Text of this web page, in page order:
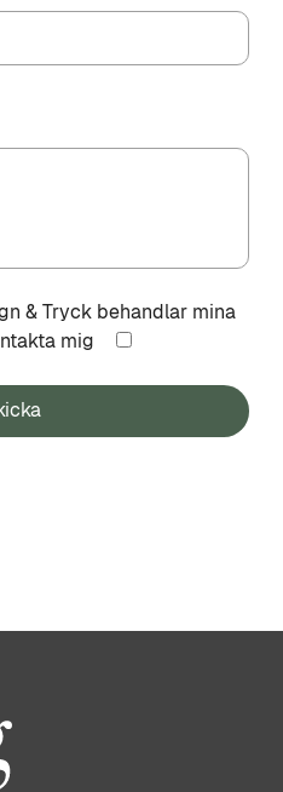
& Tryck behandlar mina
mig